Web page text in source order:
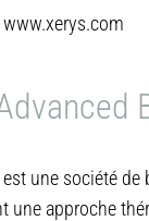
une société
une approche